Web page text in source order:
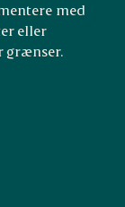
med
eller
grænser.